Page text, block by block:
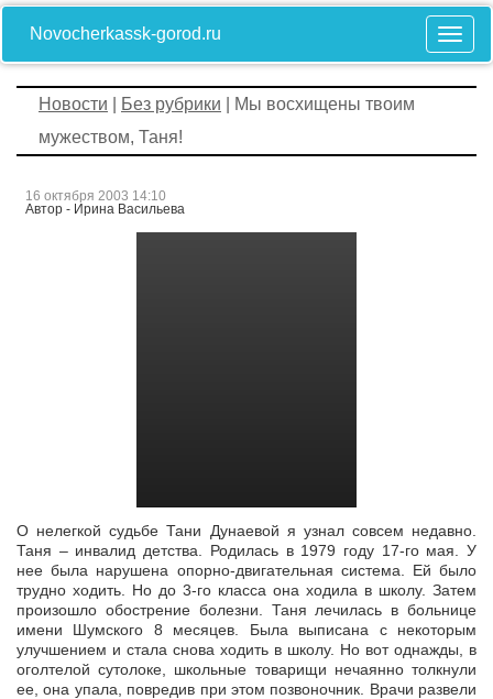
Novocherkassk-gorod.ru
Новости Без рубрики | Мы восхищены твоим
мужеством, Таня!
16 октября 2003 14:10
Автор - Ирина Васильева
О нелегкой судьбе Тани Дунаевой я узнал совсем недавно.
Таня – инвалид детства. Родилась в 1979 году 17-го мая. У
нее была нарушена опорно-двигательная система. Ей было
трудно ходить. Но до 3-го класса она ходила в школу. Затем
произошло обострение болезни. Таня лечилась в больнице
имени Шумского 8 месяцев. Была выписана с некоторым
улучшением и стала снова ходить в школу. Но вот однажды, в
оголтелой сутолоке, школьные товарищи нечаянно толкнули
ее, она упала, повредив при этом позвоночник. Врачи развели